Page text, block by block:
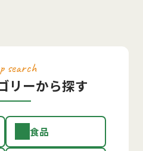
search
リーから探す
食品